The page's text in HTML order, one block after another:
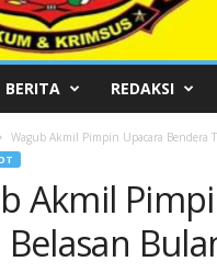
BERITA REDAKSI
Wagub Akmil Pimpin Upacara
Akmil